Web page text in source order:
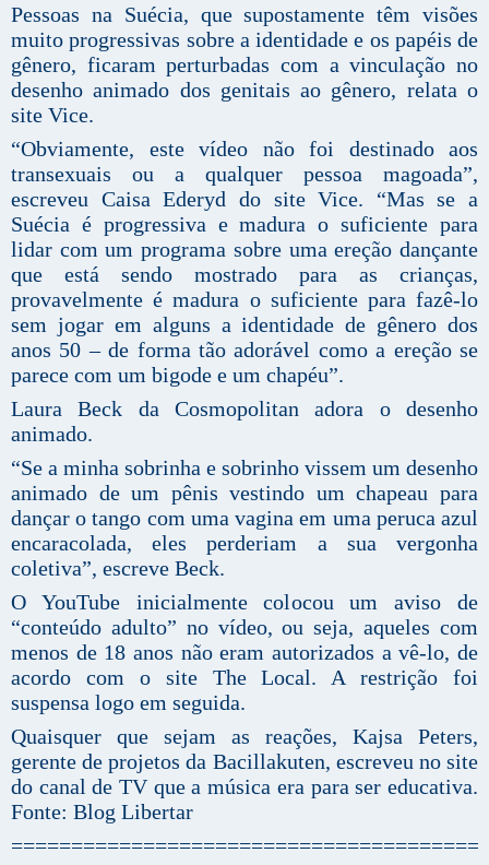
Pessoas na Suécia, que supostamente têm visões
muito progressivas sobre a identidade e os papéis de
gênero, ficaram perturbadas com a vinculação no
desenho animado dos genitais ao gênero, relata o
site Vice.
“Obviamente, este vídeo não foi destinado aos
transexuais ou a qualquer pessoa magoada”,
escreveu Caisa Ederyd do site Vice. “Mas se a
Suécia é progressiva e madura o suficiente para
lidar com um programa sobre uma ereção dançante
que está sendo mostrado para as crianças,
provavelmente é madura o suficiente para fazê-lo
sem jogar em alguns a identidade de gênero dos
anos 50 – de forma tão adorável como a ereção se
parece com um bigode e um chapéu”.
Laura Beck da Cosmopolitan adora o desenho
animado.
“Se a minha sobrinha e sobrinho vissem um desenho
animado de um pênis vestindo um chapeau para
dançar o tango com uma vagina em uma peruca azul
encaracolada, eles perderiam a sua vergonha
coletiva”, escreve Beck.
O YouTube inicialmente colocou um aviso de
“conteúdo adulto” no vídeo, ou seja, aqueles com
menos de 18 anos não eram autorizados a vê-lo, de
acordo com o site The Local. A restrição foi
suspensa logo em seguida.
Quaisquer que sejam as reações, Kajsa Peters,
gerente de projetos da Bacillakuten, escreveu no site
do canal de TV que a música era para ser educativa.
Fonte: Blog Libertar